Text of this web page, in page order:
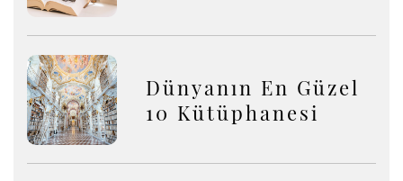
Dünyanın En Güzel
10 Kütüphanesi